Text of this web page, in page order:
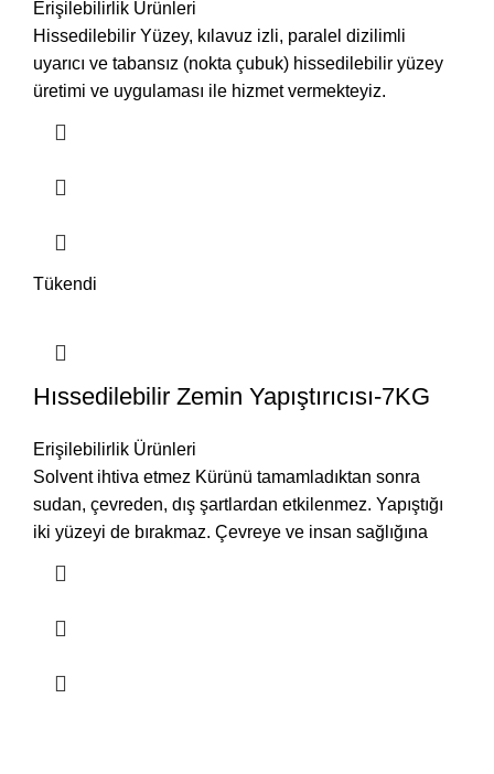
Erişilebilirlik Ürünleri
Hissedilebilir Yüzey, kılavuz izli, paralel dizilimli
uyarıcı ve tabansız (nokta çubuk) hissedilebilir yüzey
üretimi ve uygulaması ile hizmet vermekteyiz.
Tükendi
Hıssedilebilir Zemin Yapıştırıcısı-7KG
Erişilebilirlik Ürünleri
Solvent ihtiva etmez Kürünü tamamladıktan sonra
sudan, çevreden, dış şartlardan etkilenmez. Yapıştığı
iki yüzeyi de bırakmaz. Çevreye ve insan sağlığına